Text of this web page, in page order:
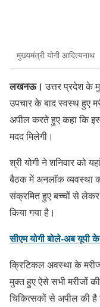
मुख्यमंत्री योगी आदित्यनाथ
लखनऊ। उत्तर प्रदेश के
उपचार के बाद स्वस्थ हुए
अपील करते हुए कहा कि
मदद मिलेगी।
श्री योगी ने शनिवार को
बैठक में अनलाॅक व्यवस्था
संक्रमित हुए बच्चों से
किया गया है।
सीएम योगी बोले-अब यूपी
क्रिटिकल अवस्था के
मुक्त हुए ऐसे सभी मरीजों
चिकित्सकों से अपील की